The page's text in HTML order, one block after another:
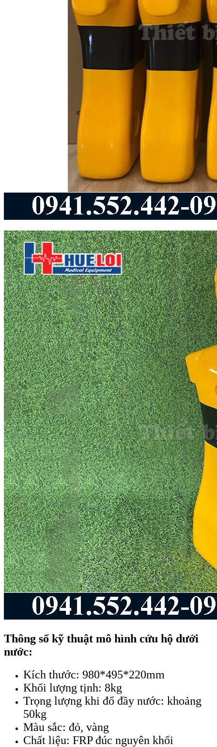
Thông số kỹ thuật mô hình cứu hộ dưới
nước:
Kích thước: 980*495*220mm
Khối lượng tịnh: 8kg
Trọng lượng khi đổ đầy nước: khoảng
50kg
Màu sắc: đỏ, vàng
Chất liệu: FRP đúc nguyên khối